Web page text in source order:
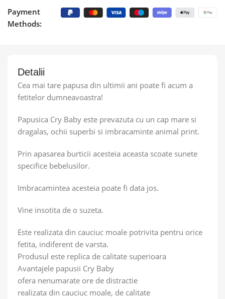
Payment
Methods:
Detalii
Cea mai tare papusa din ultimii ani poate fi acum a
fetitelor dumneavoastra!
Papusica Cry Baby este prevazuta cu un cap mare si
dragalas, ochii superbi si imbracaminte animal print.
Prin apasarea burticii acesteia aceasta scoate sunete
specifice bebelusilor.
Imbracamintea acesteia poate fi data jos.
Vine insotita de o suzeta.
Este realizata din cauciuc moale potrivita pentru orice
fetita, indiferent de varsta.
Produsul este replica de calitate superioara
Avantajele papusii Cry Baby
ofera nenumarate ore de distractie
realizata din cauciuc moale, de calitate